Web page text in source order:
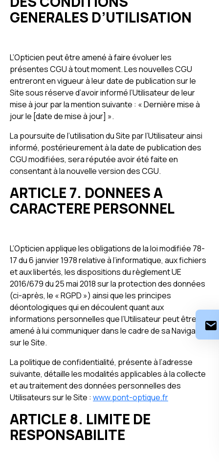
GENERALES D’UTILISATION
L’Opticien peut être amené à faire évoluer les
présentes CGU à tout moment. Les nouvelles CGU
entreront en vigueur à leur date de publication sur le
Site sous réserve d’avoir informé l’Utilisateur de leur
mise à jour par la mention suivante : « Dernière mise à
jour le [date de mise à jour] ».
La poursuite de l’utilisation du Site par l’Utilisateur ainsi
informé, postérieurement à la date de publication des
CGU modifiées, sera réputée avoir été faite en
consentant à la nouvelle version des CGU.
ARTICLE 7. DONNEES A
CARACTERE PERSONNEL
L’Opticien applique les obligations de la loi modifiée 78-
17 du 6 janvier 1978 relative à l’informatique, aux fichiers
et aux libertés, les dispositions du règlement UE
2016/679 du 25 mai 2018 sur la protection des données
(ci-après, le « RGPD ») ainsi que les principes
déontologiques qui en découlent quant aux
informations personnelles que l’Utilisateur peut être
amené à lui communiquer dans le cadre de sa Navigation
sur le Site.
La politique de confidentialité, présente à l’adresse
suivante, détaille les modalités applicables à la collecte
et au traitement des données personnelles des
Utilisateurs sur le Site : www.pont-optique.fr
ARTICLE 8. LIMITE DE
RESPONSABILITE